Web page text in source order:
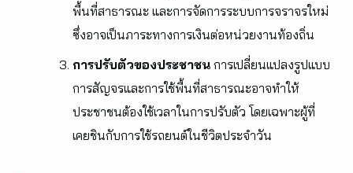
พื้นที่สาธารณะ และการจัดการระบบการจราจรใหม่
ซึ่งอาจเป็นภาระทางการเงินต่อหน่วยงานท้องถิ่น
การปรับตัวของประชาชน การเปลี่ยนแปลงรูปแบบ
การสัญจรและการใช้พื้นที่สาธารณะอาจทำให้
ประชาชนต้องใช้เวลาในการปรับตัว โดยเฉพาะผู้ที่
เคยชินกับการใช้รถยนต์ในชีวิตประจำวัน